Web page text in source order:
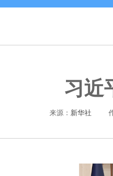
习近
来源： 新华社